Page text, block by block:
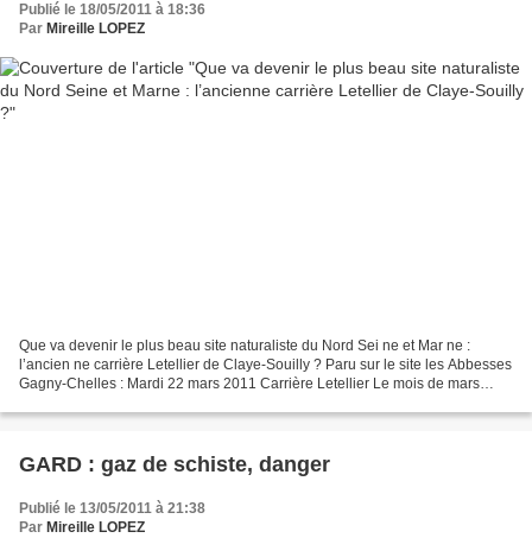
Publié le 18/05/2011 à 18:36
Par Mireille LOPEZ
Que va devenir le plus beau site naturaliste du Nord Sei ne et Mar ne :
l’ancien ne carrière Letellier de Claye-Souilly ? Paru sur le site les Abbesses
Gagny-Chelles : Mardi 22 mars 2011 Carrière Letellier Le mois de mars
GARD : gaz de schiste, danger
Publié le 13/05/2011 à 21:38
Par Mireille LOPEZ